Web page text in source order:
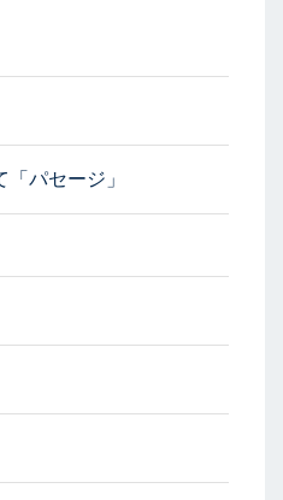
パセージ」